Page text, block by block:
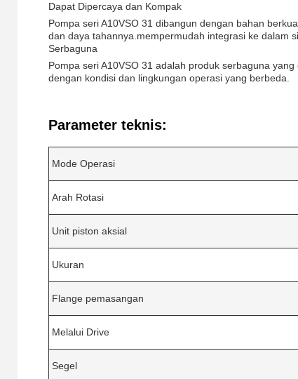
Dapat Dipercaya dan Kompak
Pompa seri A10VSO 31 dibangun dengan bahan
dan daya tahannya.mempermudah integrasi ke dalam
Serbaguna
Pompa seri A10VSO 31 adalah produk serbaguna
dengan kondisi dan lingkungan operasi yang berbeda.
Parameter teknis:
Mode Operasi
Arah Rotasi
Unit piston aksial
Ukuran
Flange pemasangan
Melalui Drive
Segel